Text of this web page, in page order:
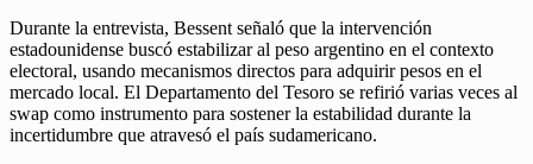
Durante la entrevista, Bessent señaló que la intervención
estadounidense buscó estabilizar al peso argentino en el contexto
electoral, usando mecanismos directos para adquirir pesos en el
mercado local. El Departamento del Tesoro se refirió varias veces al
swap como instrumento para sostener la estabilidad durante la
incertidumbre que atravesó el país sudamericano.